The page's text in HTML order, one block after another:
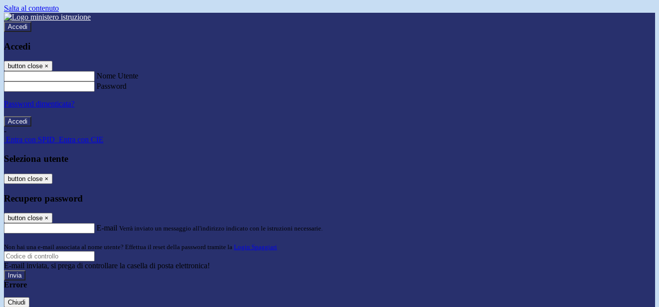
Salta al contenuto
Accedi
Accedi
button close ×
Nome Utente
Password
Password dimenticata?
-
Entra con SPID Entra con CIE
Seleziona utente
button close ×
Recupero password
button close ×
E-mail Verrà inviato un messaggio all'indirizzo indicato con le istruzioni necessarie.
Non hai una e-mail associata al nome utente? Effettua il reset della password tramite la Login Spaggiari
E-mail inviata, si prega di controllare la casella di posta elettronica!
Errore
Chiudi